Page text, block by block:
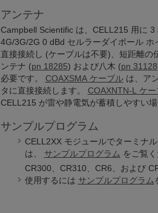
アンテナ
Campbell Scientific は、CELL215 用に
4G/3G/2G 0 dBd セルラーダイポール ホ
直接接続し (ケーブルは不要)、短距離
ンテナ (pn 18285) および八木 (pn 31128
必要です。
COAXSMA ケーブル は、ア
タに直接接続します。
COAXNTN-L ケー
CELL215 が雷や静電気が蓄積しやすい
サンプルプログラム
CELL2XX モジュールでターミナ
は、
サンプルプログラム をご覧く
CR300、CR310、CR6、および
使用するには サンプルプログラム